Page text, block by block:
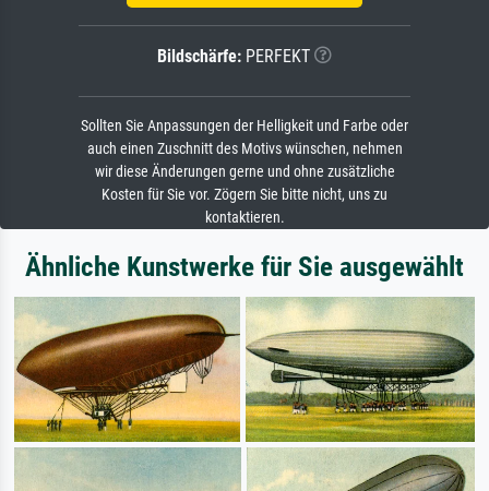
Bildschärfe: PERFEKT
Sollten Sie Anpassungen der Helligkeit und Farbe oder
auch einen Zuschnitt des Motivs wünschen, nehmen
wir diese Änderungen gerne und ohne zusätzliche
Kosten für Sie vor. Zögern Sie bitte nicht, uns zu
kontaktieren.
Ähnliche Kunstwerke für Sie ausgewählt